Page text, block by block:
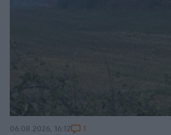
06.08.2026, 16:12 1